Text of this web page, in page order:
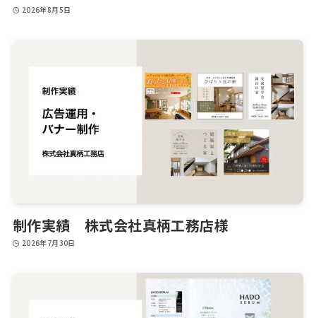
2026年8月5日
制作実績 株式会社真柄工務店様
2026年7月30日